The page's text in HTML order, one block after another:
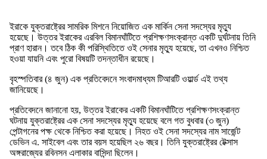
ইরাকে যুক্তরাষ্ট্রের সামরিক মিশনে নিয়োজিত এক মার্কিন সেনা সদস্যের মৃত্যু
হয়েছে। উত্তর ইরাকের এরবিল বিমানঘাঁটিতে প্রশিক্ষণসংক্রান্ত একটি দুর্ঘটনায় তিনি
প্রাণ হারান। তবে ঠিক কী পরিস্থিতিতে ওই সেনার মৃত্যু হয়েছে, তা এখনও নিশ্চিত
হওয়া যায়নি এবং পুরো বিষয়টি তদন্তাধীন রয়েছে।
বৃহস্পতিবার (৪ জুন) এক প্রতিবেদনে সংবাদমাধ্যম টিআরটি ওয়ার্ল্ড এই তথ্য
জানিয়েছে।
প্রতিবেদনে জানানো হয়, উত্তর ইরাকের একটি বিমানঘাঁটিতে প্রশিক্ষণসংক্রান্ত
ঘটনায় যুক্তরাষ্ট্রের এক সেনা সদস্যের মৃত্যু হয়েছে বলে গত বুধবার (৩ জুন)
পেন্টাগনের পক্ষ থেকে নিশ্চিত করা হয়েছে। নিহত ওই সেনা সদস্যের নাম সার্জেন্ট
ডেভিন এ. সাইবেল এবং তার বয়স হয়েছিল ২৬ বছর। তিনি যুক্তরাষ্ট্রের টেক্সাস
অঙ্গরাজ্যের রবিনসন এলাকার বাসিন্দা ছিলেন।